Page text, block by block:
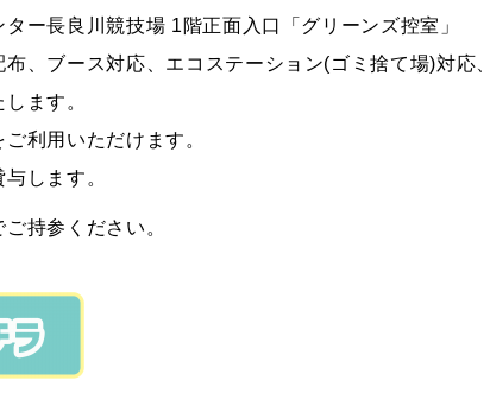
ー長良川競技場 1階正面入口「グリーンズ控室」
、ブース対応、エコステーション(ゴミ捨て場)対応
ます。
利用いただけます。
します。
持参ください。